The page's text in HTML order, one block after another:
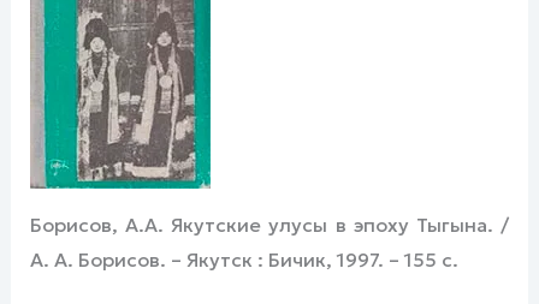
Борисов, А.А. Якутские улусы в эпоху Тыгына. /
А. А. Борисов. – Якутск : Бичик, 1997. – 155 с.